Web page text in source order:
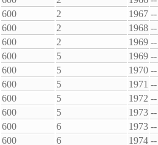
600 2 1967 --
600 2 1968 --
600 2 1969 --
600 5 1969 --
600 5 1970 --
600 5 1971 --
600 5 1972 --
600 5 1973 --
600 6 1973 --
600 6 1974 --